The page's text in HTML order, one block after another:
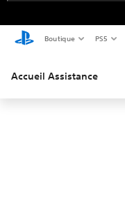
Boutique PS5
Accueil Assistance